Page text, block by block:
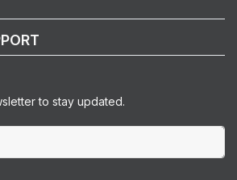
to stay updated.